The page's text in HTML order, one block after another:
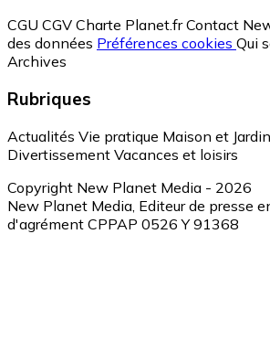
CGU CGV Charte Planet.fr Contact
des données Préférences cookies Qui
Archives
Rubriques
Actualités Vie pratique Maison et Jardin
Divertissement Vacances et loisirs
Copyright New Planet Media - 2026
New Planet Media, Editeur de presse
d'agrément CPPAP 0526 Y 91368